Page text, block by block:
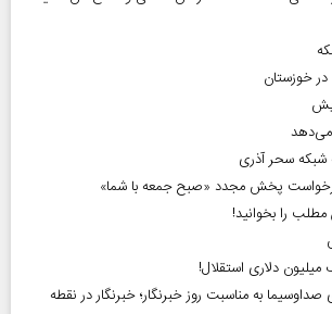
شبکه سحر آذری
پخش مجدد «صبح جمعه با شما»
مطلب را بخوانید!
دلاری استقلال!
صداوسیما به مناسبت روز خبرنگار؛ خبرنگار در نقطه